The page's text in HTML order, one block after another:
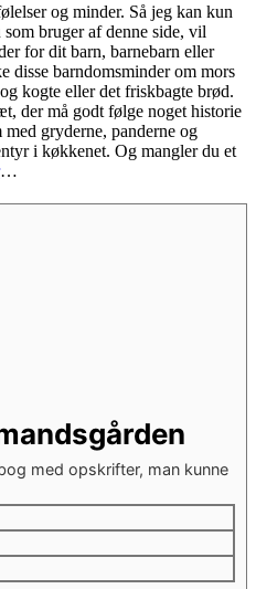
og minder. Så jeg kan kun
bruger af denne side, vil
for dit barn, barnebarn eller
disse barndomsminder om mors
kogte eller det friskbagte brød.
der må godt følge noget historie
gryderne, panderne og
i køkkenet. Og mangler du et
…
med opskrifter, man kunne